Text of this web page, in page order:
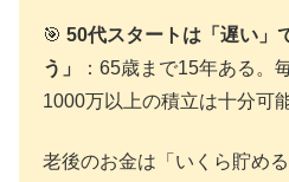
🎯 50代スタートは「遅い」
う」
：65歳まで15年ある。
1000万以上の積立は十分可能
老後のお金は「いくら貯め